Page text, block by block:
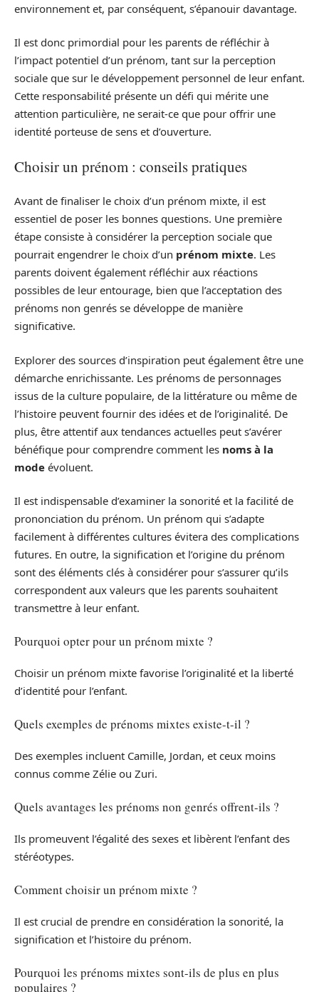
environnement et, par conséquent, s’épanouir davantage.
Il est donc primordial pour les parents de réfléchir à
l’impact potentiel d’un prénom, tant sur la perception
sociale que sur le développement personnel de leur enfant.
Cette responsabilité présente un défi qui mérite une
attention particulière, ne serait-ce que pour offrir une
identité porteuse de sens et d’ouverture.
Choisir un prénom : conseils pratiques
Avant de finaliser le choix d’un prénom mixte, il est
essentiel de poser les bonnes questions. Une première
étape consiste à considérer la perception sociale que
pourrait engendrer le choix d’un prénom mixte. Les
parents doivent également réfléchir aux réactions
possibles de leur entourage, bien que l’acceptation des
prénoms non genrés se développe de manière
significative.
Explorer des sources d’inspiration peut également être une
démarche enrichissante. Les prénoms de personnages
issus de la culture populaire, de la littérature ou même de
l’histoire peuvent fournir des idées et de l’originalité. De
plus, être attentif aux tendances actuelles peut s’avérer
bénéfique pour comprendre comment les noms à la
mode évoluent.
Il est indispensable d’examiner la sonorité et la facilité de
prononciation du prénom. Un prénom qui s’adapte
facilement à différentes cultures évitera des complications
futures. En outre, la signification et l’origine du prénom
sont des éléments clés à considérer pour s’assurer qu’ils
correspondent aux valeurs que les parents souhaitent
transmettre à leur enfant.
Pourquoi opter pour un prénom mixte ?
Choisir un prénom mixte favorise l’originalité et la liberté
d’identité pour l’enfant.
Quels exemples de prénoms mixtes existe-t-il ?
Des exemples incluent Camille, Jordan, et ceux moins
connus comme Zélie ou Zuri.
Quels avantages les prénoms non genrés offrent-ils ?
Ils promeuvent l’égalité des sexes et libèrent l’enfant des
stéréotypes.
Comment choisir un prénom mixte ?
Il est crucial de prendre en considération la sonorité, la
signification et l’histoire du prénom.
Pourquoi les prénoms mixtes sont-ils de plus en plus
populaires ?